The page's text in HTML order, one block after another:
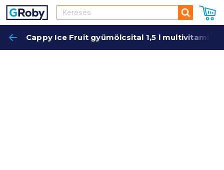
Keresés
Cappy Ice Fruit gyümölcsital 1,5 l multivitamin